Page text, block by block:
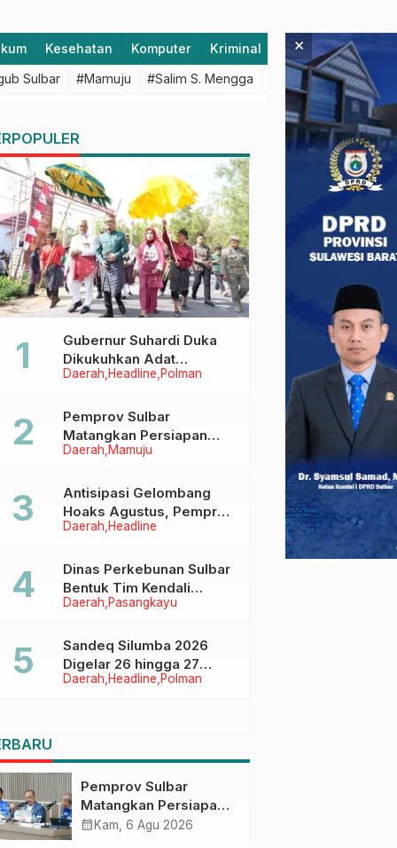
Kesehatan Komputer Kriminal Lifestyle
Sulbar #Mamuju #Salim S. Mengga #featured #Polda
Daerah Headline Polman
Gubernur Suhardi Duka
Dikukuhkan Adat
Balanipa, Raih Gelar Sulo
Daerah Mamuju
Pemprov Sulbar
Matangkan Persiapan
HUT Ke-81 RI, Puncak
Ahmad Kirang
Daerah Headline
Antisipasi Gelombang
Hoaks Agustus, Pemprov
Sulbar Ajak Warga Jaga
Daerah Pasangkayu
Dinas Perkebunan Sulbar
Bentuk Tim Kendali
Internal ICS untuk Dukung
di Pasangkayu
Daerah Headline Polman
Sandeq Silumba 2026
Digelar 26 hingga 27
September, Rangkaian
Pemprov Sulbar
Matangkan Persiapan
HUT Ke-81 RI, Puncak
calendar_month Kam, 6 Agu 2026
×